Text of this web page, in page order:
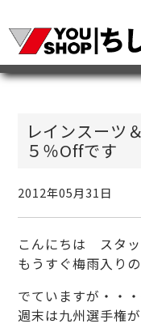
レインスーツ
５％Offです
2012年05月31日
こんにちは スタッ
もうすぐ梅雨入り
でていますが・・
週末は九州選手権